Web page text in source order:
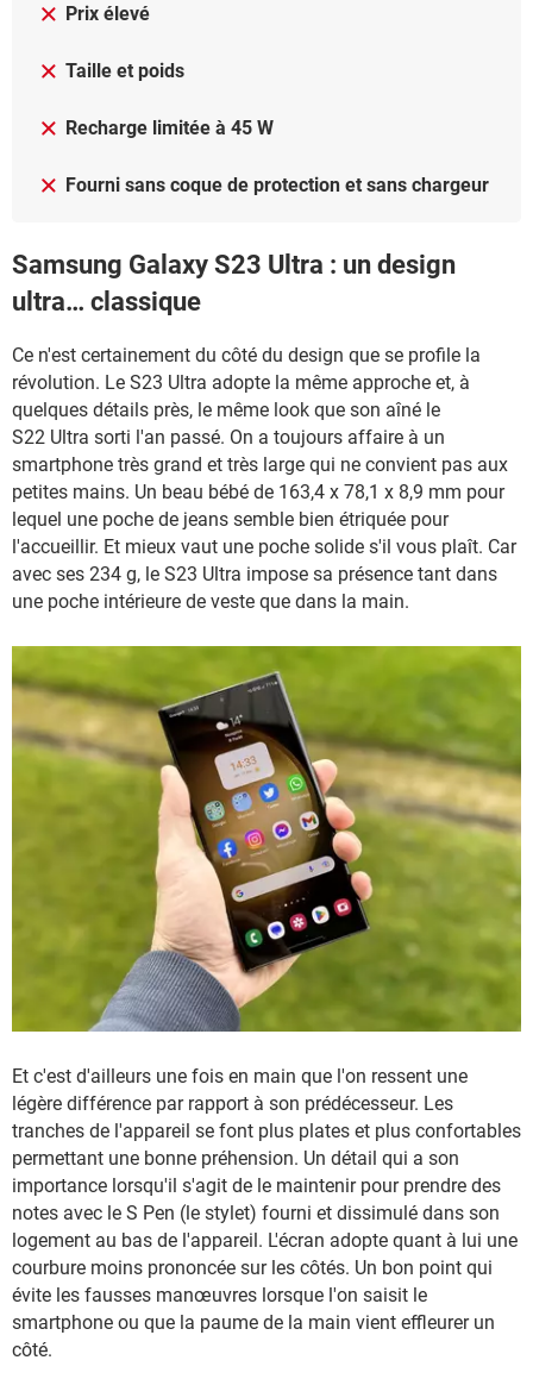
Prix élevé
Taille et poids
Recharge limitée à 45 W
Fourni sans coque de protection et sans chargeur
Samsung Galaxy S23 Ultra : un design
ultra… classique
Ce n'est certainement du côté du design que se profile la
révolution. Le S23 Ultra adopte la même approche et, à
quelques détails près, le même look que son aîné le
S22 Ultra sorti l'an passé. On a toujours affaire à un
smartphone très grand et très large qui ne convient pas aux
petites mains. Un beau bébé de 163,4 x 78,1 x 8,9 mm pour
lequel une poche de jeans semble bien étriquée pour
l'accueillir. Et mieux vaut une poche solide s'il vous plaît. Car
avec ses 234 g, le S23 Ultra impose sa présence tant dans
une poche intérieure de veste que dans la main.
Et c'est d'ailleurs une fois en main que l'on ressent une
légère différence par rapport à son prédécesseur. Les
tranches de l'appareil se font plus plates et plus confortables
permettant une bonne préhension. Un détail qui a son
importance lorsqu'il s'agit de le maintenir pour prendre des
notes avec le S Pen (le stylet) fourni et dissimulé dans son
logement au bas de l'appareil. L'écran adopte quant à lui une
courbure moins prononcée sur les côtés. Un bon point qui
évite les fausses manœuvres lorsque l'on saisit le
smartphone ou que la paume de la main vient effleurer un
côté.